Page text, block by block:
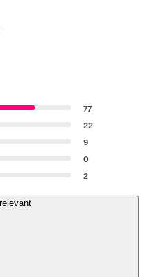
77
22
9
0
2